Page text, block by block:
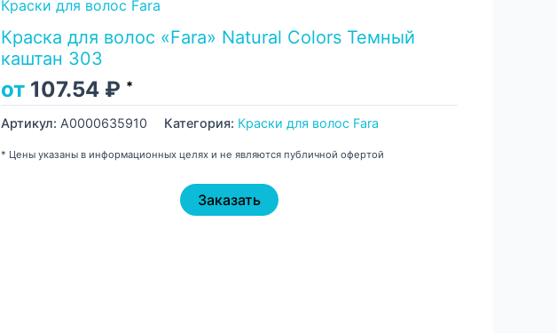
Краски для волос Fara
Краска для волос «Fara» Natural Colors Темный
каштан 303
от 107.54 ₽ *
Артикул: А0000635910 Категория: Краски для волос Fara
* Цены указаны в информационных целях и не являются публичной офертой
Заказать